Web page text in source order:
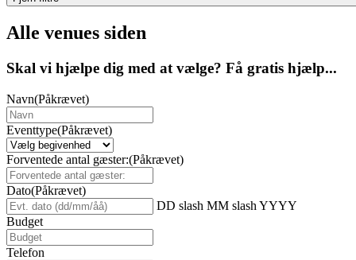
Alle venues siden
Skal vi hjælpe dig med at vælge? Få gratis hjælp...
Navn(Påkrævet)
Eventtype(Påkrævet)
Forventede antal gæster:(Påkrævet)
Dato(Påkrævet)
DD slash MM slash YYYY
Budget
Telefon